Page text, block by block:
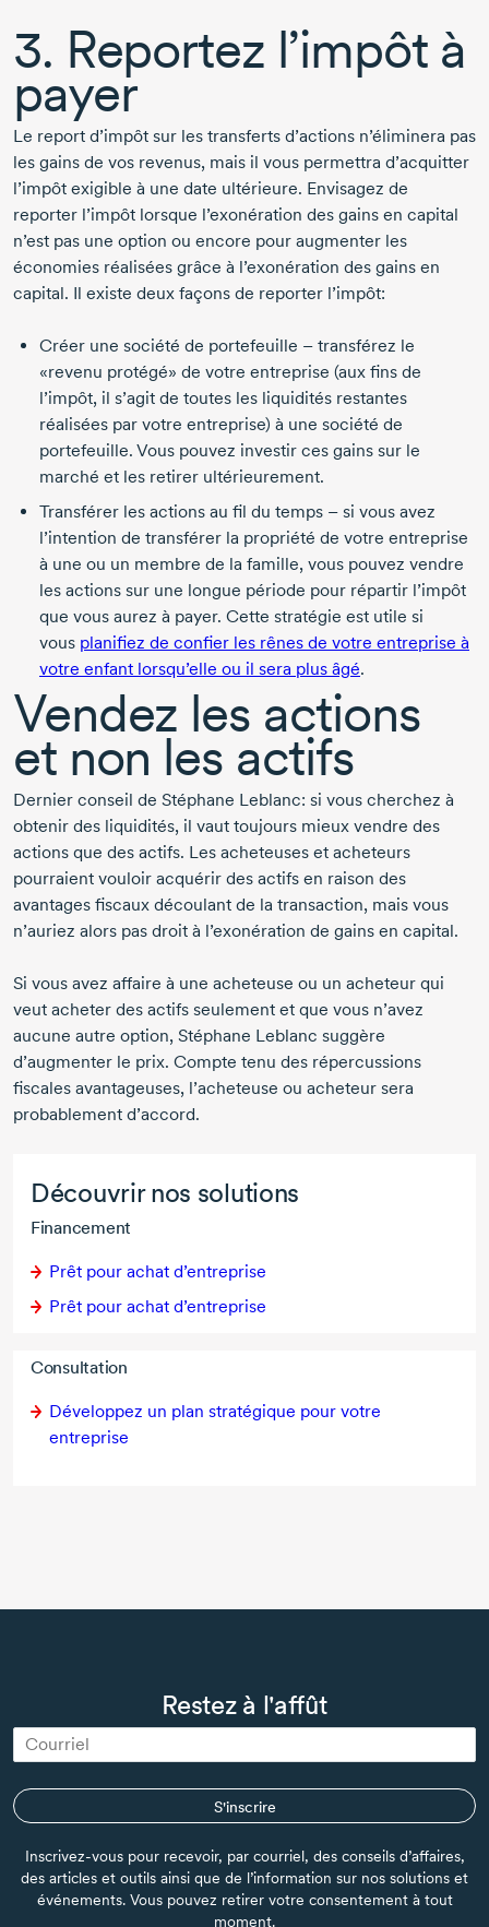
Découvrir nos solutions
Financement
Prêt pour achat d’entreprise
Prêt pour achat d’entreprise
Consultation
Développez un plan stratégique pour votre
entreprise
3. Reportez l’impôt à
payer
Le report d’impôt sur les transferts d’actions n’éliminera pas
les gains de vos revenus, mais il vous permettra d’acquitter
l’impôt exigible à une date ultérieure. Envisagez de
reporter l’impôt lorsque l’exonération des gains en capital
n’est pas une option ou encore pour augmenter les
économies réalisées grâce à l’exonération des gains en
capital. Il existe deux façons de reporter l’impôt:
Créer une société de portefeuille – transférez le
«revenu protégé» de votre entreprise (aux fins de
l’impôt, il s’agit de toutes les liquidités restantes
réalisées par votre entreprise) à une société de
portefeuille. Vous pouvez investir ces gains sur le
marché et les retirer ultérieurement.
Transférer les actions au fil du temps – si vous avez
l’intention de transférer la propriété de votre entreprise
à une ou un membre de la famille, vous pouvez vendre
les actions sur une longue période pour répartir l’impôt
que vous aurez à payer. Cette stratégie est utile si
vous planifiez de confier les rênes de votre entreprise à
votre enfant lorsqu’elle ou il sera plus âgé.
Vendez les actions
et non les actifs
Dernier conseil de Stéphane Leblanc: si vous cherchez à
obtenir des liquidités, il vaut toujours mieux vendre des
actions que des actifs. Les acheteuses et acheteurs
pourraient vouloir acquérir des actifs en raison des
avantages fiscaux découlant de la transaction, mais vous
n’auriez alors pas droit à l’exonération de gains en capital.
Si vous avez affaire à une acheteuse ou un acheteur qui
veut acheter des actifs seulement et que vous n’avez
aucune autre option, Stéphane Leblanc suggère
d’augmenter le prix. Compte tenu des répercussions
fiscales avantageuses, l’acheteuse ou acheteur sera
probablement d’accord.
Restez à l'affût
S'inscrire
Inscrivez-vous pour recevoir, par courriel, des conseils d’affaires,
des articles et outils ainsi que de l’information sur nos solutions et
événements. Vous pouvez retirer votre consentement à tout
moment.